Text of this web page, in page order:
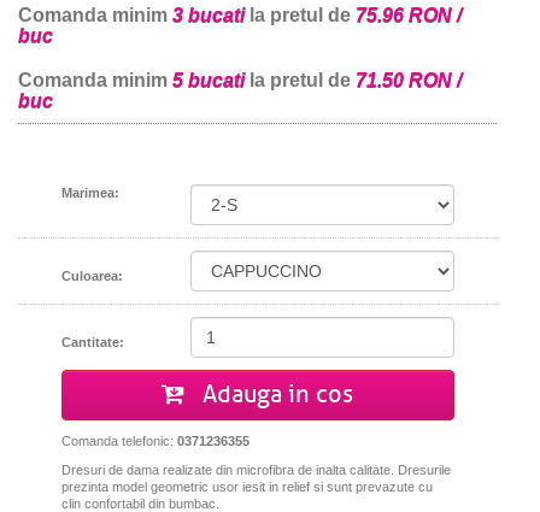
Comanda minim 3 bucatila pretul de 75.96 RON /
buc
Comanda minim 5 bucatila pretul de 71.50 RON /
buc
Marimea:
Culoarea:
Cantitate:
Adauga in cos
Comanda telefonic: 0371236355
Dresuri de dama realizate din microfibra de inalta calitate. Dresurile
prezinta modelgeometric usor iesit in relief si sunt prevazute cu
clin confortabil din bumbac.